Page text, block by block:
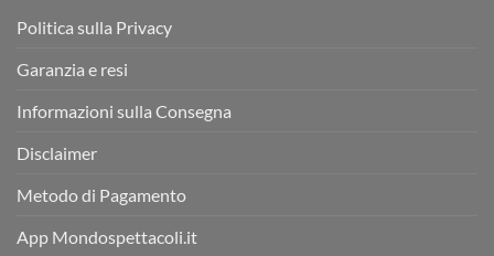
Politica sulla Privacy
Garanzia e resi
Informazioni sulla Consegna
Disclaimer
Metodo di Pagamento
App Mondospettacoli.it